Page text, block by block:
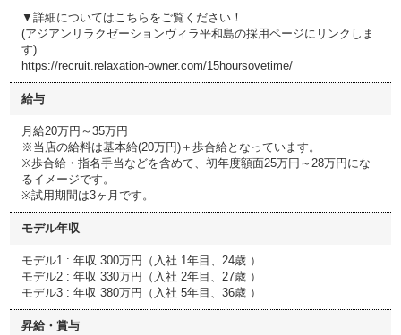
▼詳細についてはこちらをご覧ください！
(アジアンリラクゼーションヴィラ平和島の採用ページにリンクしま
す)
https://recruit.relaxation-owner.com/15hoursovetime/
給与
月給20万円～35万円
※当店の給料は基本給(20万円)＋歩合給となっています。
※歩合給・指名手当などを含めて、初年度額面25万円～28万円にな
るイメージです。
※試用期間は3ヶ月です。
モデル年収
モデル1 : 年収 300万円（入社 1年目、24歳 ）
モデル2 : 年収 330万円（入社 2年目、27歳 ）
モデル3 : 年収 380万円（入社 5年目、36歳 ）
昇給・賞与